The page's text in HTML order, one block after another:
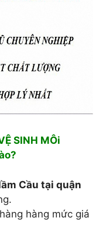
SINH MÔi
Cầu tại quận
hàng mức giá